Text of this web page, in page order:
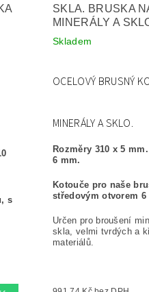
s
SKLA. BRUSKA
MINERÁLY A
Skladem
OCELOVÝ BRUSNÝ
MINERÁLY A SKLO.
Rozměry 310 x 5
6 mm.
Kotouče pro naše
středovým otvorem 6
Určen pro broušení
skla, velmi tvrdých a
materiálů.